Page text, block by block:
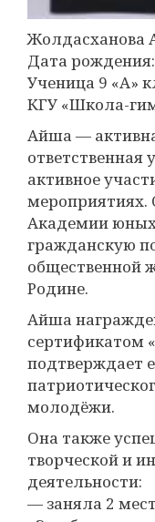
Жолдасханова
Дата рождения:
Ученица 9 «А»
КГУ «Школа-
Айша —
активное
мероприятиях.
Академии юных
гражданскую
общественной
Родине.
Айша
сертификатом
подтверждает
молодёжи.
Она также
творческой и
деятельности:
— заняла 2